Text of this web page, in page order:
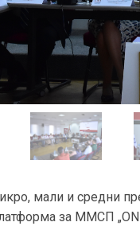
мали и средни
за ММСП